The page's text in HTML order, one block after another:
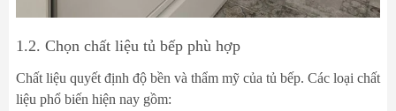
1.2. Chọn chất liệu tủ bếp phù hợp
Chất liệu quyết định độ bền và thẩm mỹ của tủ bếp. Các loại chất
liệu phổ biến hiện nay gồm: